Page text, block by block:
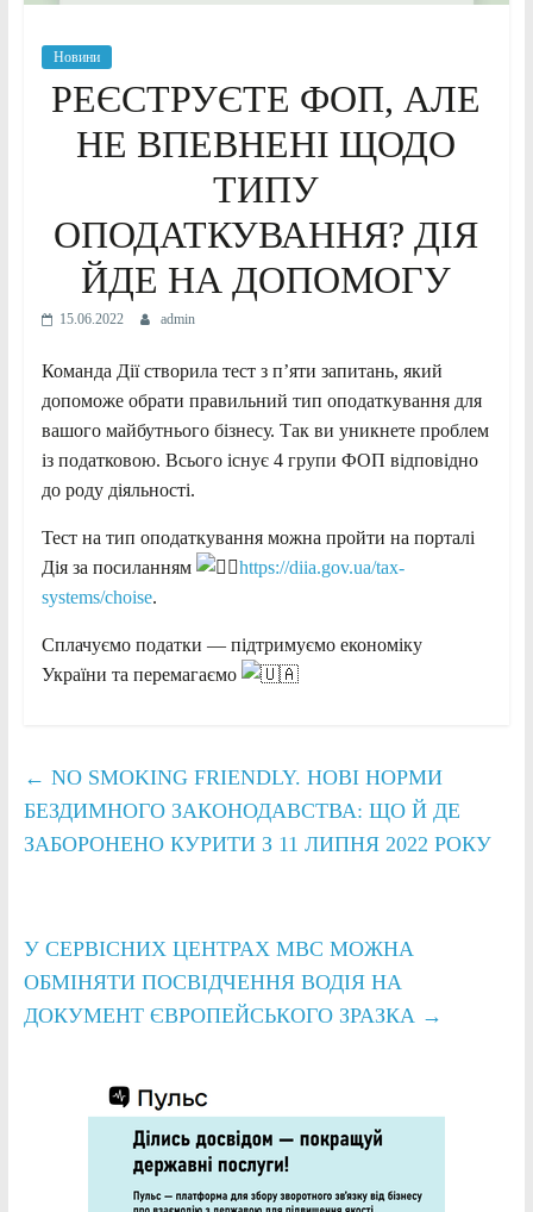
Новини
РЕЄСТРУЄТЕ ФОП, АЛЕ
НЕ ВПЕВНЕНІ ЩОДО
ТИПУ
ОПОДАТКУВАННЯ? ДІЯ
ЙДЕ НА ДОПОМОГУ
15.06.2022 admin
Команда Дії створила тест з п’яти запитань, який
допоможе обрати правильний тип оподаткування для
вашого майбутнього бізнесу. Так ви уникнете проблем
із податковою. Всього існує 4 групи ФОП відповідно
до роду діяльності.
Тест на тип оподаткування можна пройти на порталі
Дія за посиланням
https://diia.gov.ua/tax-
systems/choise.
Сплачуємо податки — підтримуємо економіку
України та перемагаємо
← NO SMOKING FRIENDLY. НОВІ НОРМИ
БЕЗДИМНОГО ЗАКОНОДАВСТВА: ЩО Й ДЕ
ЗАБОРОНЕНО КУРИТИ З 11 ЛИПНЯ 2022 РОКУ
У СЕРВІСНИХ ЦЕНТРАХ МВС МОЖНА
ОБМІНЯТИ ПОСВІДЧЕННЯ ВОДІЯ НА
ДОКУМЕНТ ЄВРОПЕЙСЬКОГО ЗРАЗКА →